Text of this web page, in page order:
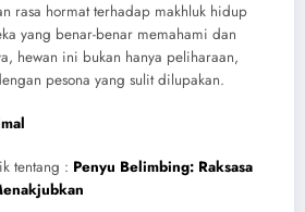
rasa hormat terhadap makhluk hidup
yang benar-benar memahami dan
hewan ini bukan hanya peliharaan,
pesona yang sulit dilupakan.
tentang : Penyu Belimbing: Raksasa